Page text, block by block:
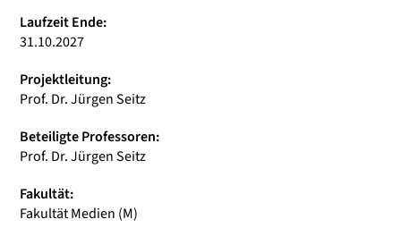
Laufzeit Ende:
31.10.2027
Projektleitung:
Prof. Dr. Jürgen Seitz
Beteiligte Professoren:
Prof. Dr. Jürgen Seitz
Fakultät:
Fakultät Medien (M)